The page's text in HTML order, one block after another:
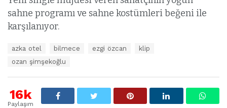
sahne programı ve sahne kostümleri beğeni ile
karşılanıyor.
t
l
azka otel bilmece ezgi özcan
klip
ozan şimşekoğlu
16k
Paylaşım